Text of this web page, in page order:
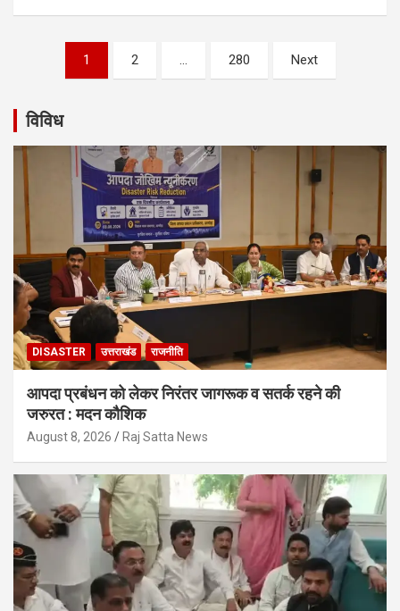
navigation
1 2 … 280 Next
विविध
DISASTER उत्तराखंड राजनीति
आपदा प्रबंधन को लेकर निरंतर जागरूक व सतर्क रहने की
जरुरत : मदन कौशिक
August 8, 2026 Raj Satta News